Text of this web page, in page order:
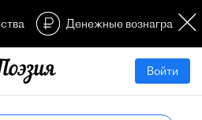
Денежные
Войти